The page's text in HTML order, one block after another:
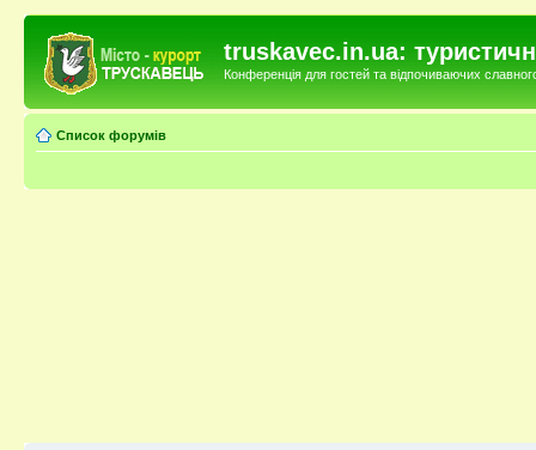
truskavec.in.ua:
Конференція для гостей та відпочиваючих
Список форумів